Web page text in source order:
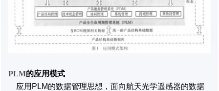
PLM的应用模式
应用PLM的数据管理思想，面向航天光学遥感器的数据